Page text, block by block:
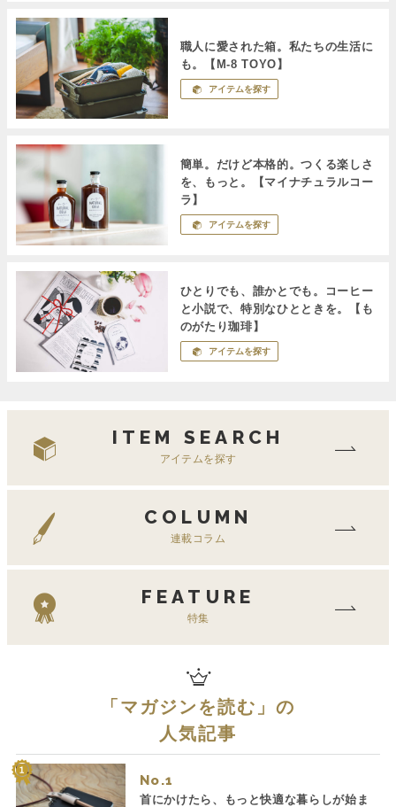
職人に愛された箱。私たちの生活に
も。【M-8 TOYO】
アイテムを探す
簡単。だけど本格的。つくる楽しさ
を、もっと。【マイナチュラルコー
ラ】
アイテムを探す
ひとりでも、誰かとでも。コーヒー
と小説で、特別なひとときを。【も
のがたり珈琲】
アイテムを探す
ITEM SEARCH
アイテムを探す
COLUMN
連載コラム
FEATURE
特集
「 マガジンを読む 」の
人気記事
No.
首にかけたら、もっと快適な暮らしが始ま